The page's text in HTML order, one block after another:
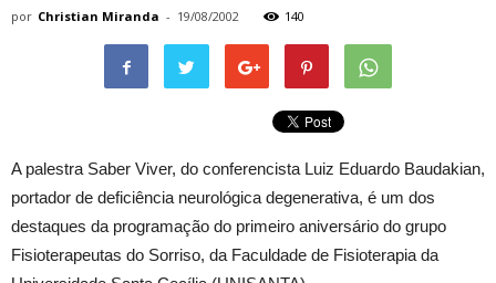
por Christian Miranda - 19/08/2002 140
A palestra Saber Viver, do conferencista Luiz Eduardo Baudakian,
portador de deficiência neurológica degenerativa, é um dos
destaques da programação do primeiro aniversário do grupo
Fisioterapeutas do Sorriso, da Faculdade de Fisioterapia da